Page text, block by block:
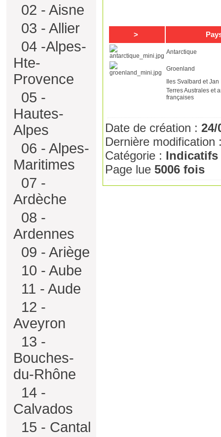
02 - Aisne
03 - Allier
04 -Alpes-
Hte-
Provence
05 -
Hautes-
Alpes
06 - Alpes-
Maritimes
07 -
Ardèche
08 -
Ardennes
09 - Ariège
10 - Aube
11 - Aude
12 -
Aveyron
13 -
Bouches-
du-Rhône
14 -
Calvados
15 - Cantal
>
Antarctique
Groenland
Iles Svalbard et Jan
Terres Australes et
françaises
Date de création : 24/
Dernière
Catégorie :
Page lue 5006 fois